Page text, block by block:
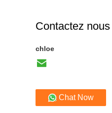
Contactez nous
chloe
Chat Now